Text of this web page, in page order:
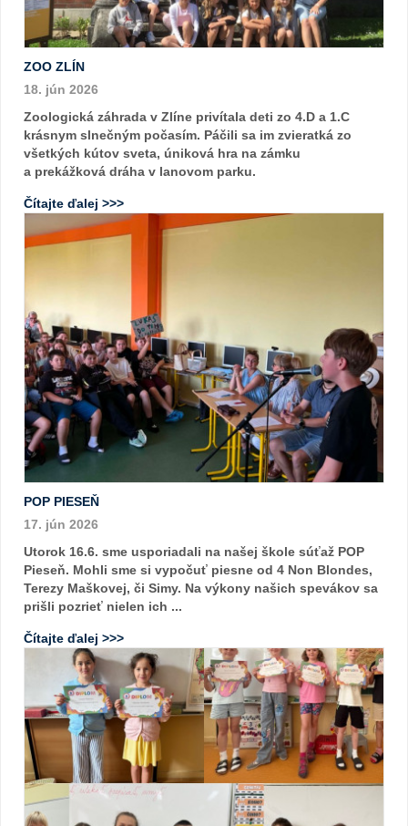
ZOO ZLÍN
18. jún 2026
Zoologická záhrada v Zlíne privítala deti zo 4.D a 1.C
krásnym slnečným počasím. Páčili sa im zvieratká zo
všetkých kútov sveta, úniková hra na zámku
a prekážková dráha v lanovom parku.
Čítajte ďalej >>>
POP PIESEŇ
17. jún 2026
Utorok 16.6. sme usporiadali na našej škole súťaž POP
Pieseň. Mohli sme si vypočuť piesne od 4 Non Blondes,
Terezy Maškovej, či Simy. Na výkony našich spevákov sa
prišli pozrieť nielen ich ...
Čítajte ďalej >>>